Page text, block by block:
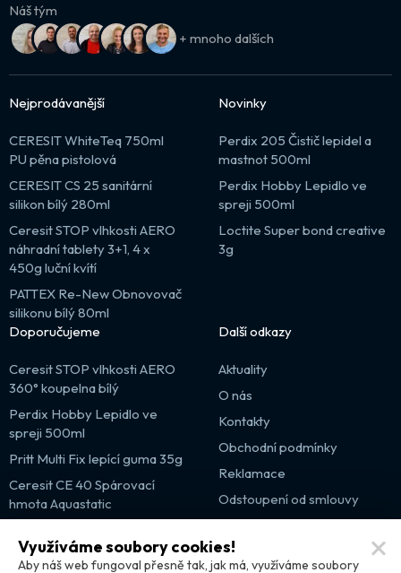
Náš tým
+ mnoho dalších
Nejprodávanější
CERESIT WhiteTeq 750ml
PU pěna pistolová
CERESIT CS 25 sanitární
silikon bílý 280ml
Ceresit STOP vlhkosti AERO
náhradní tablety 3+1, 4 x
450g luční kvítí
PATTEX Re-New Obnovovač
silikonu bílý 80ml
Novinky
Perdix 205 Čistič lepidel a
mastnot 500ml
Perdix Hobby Lepidlo ve
spreji 500ml
Loctite Super bond creative
3g
Doporučujeme
Ceresit STOP vlhkosti AERO
360° koupelna bílý
Perdix Hobby Lepidlo ve
spreji 500ml
Pritt Multi Fix lepící guma 35g
Ceresit CE 40 Spárovací
hmota Aquastatic
Další odkazy
Aktuality
O nás
Kontakty
Obchodní podmínky
Reklamace
Odstoupení od smlouvy
Výprodej
Partnerské weby
Využíváme soubory cookies!
Aby náš web fungoval přesně tak, jak má, využíváme soubory